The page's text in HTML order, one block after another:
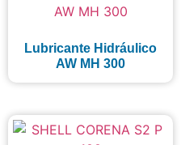
Lubricante Hidráulico
AW MH 300